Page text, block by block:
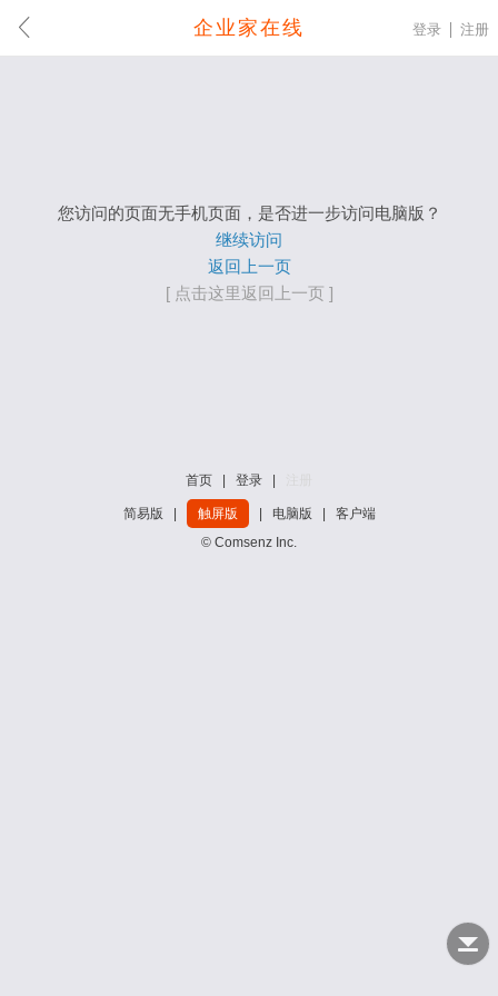
企业家在线 登录 注册
您访问的页面无手机页面，是否进一步访问电脑版？
继续访问
返回上一页
[ 点击这里返回上一页 ]
首页 登录
简易版 触屏版 电脑版
客户端
© Comsenz Inc.